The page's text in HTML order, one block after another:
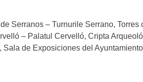
Serranos – Turnurile Serrano,
– Palatul Cervelló, Cripta
de Exposiciones del